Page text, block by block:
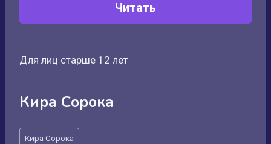
Читать
Для лиц старше 12 лет
Кира Сорока
Метки
Кира Сорока